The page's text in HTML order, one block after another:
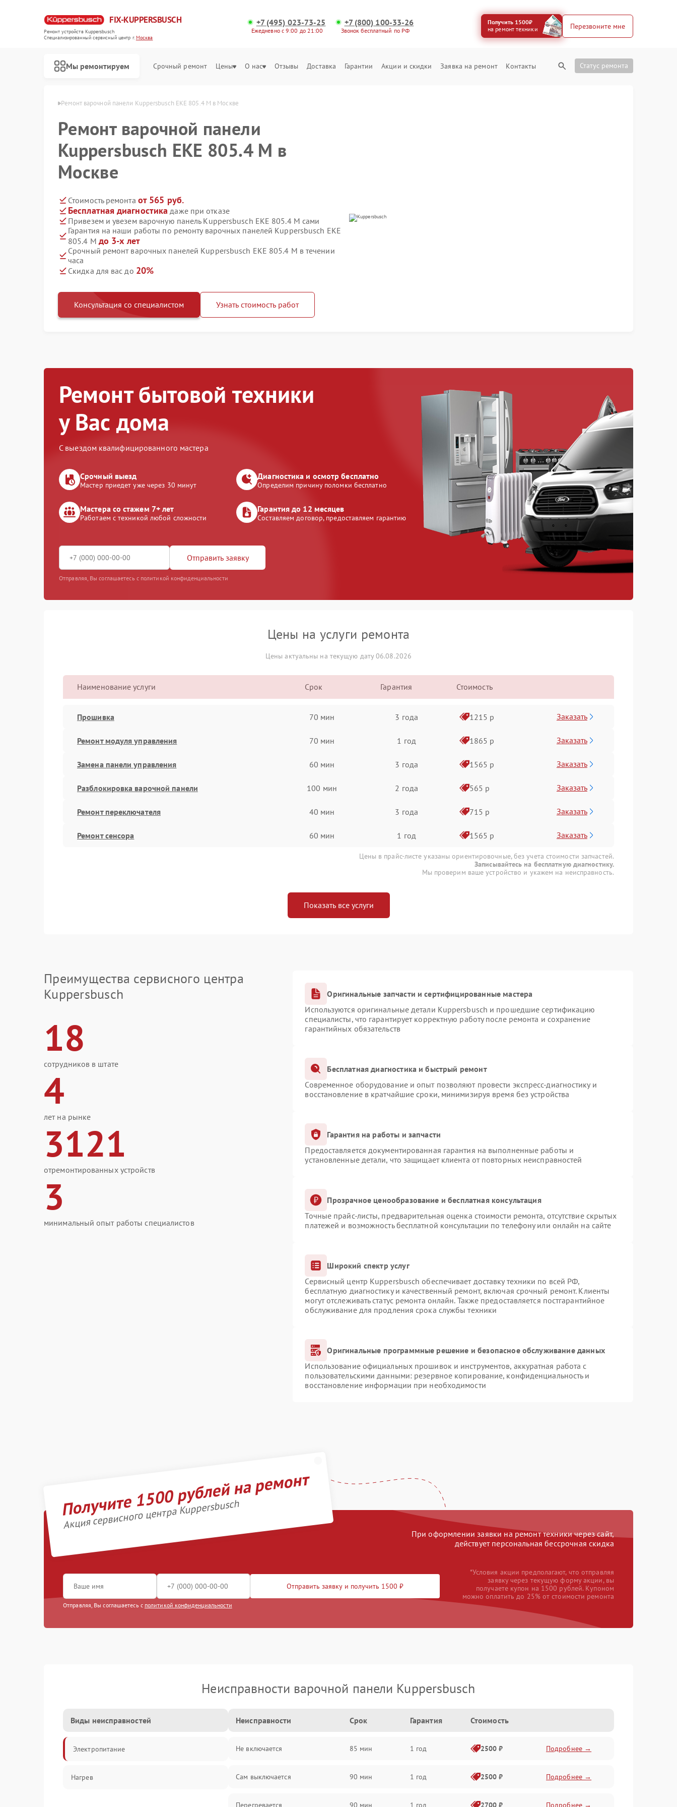
FIX-KUPPERSBUSCH
Ремонт устройств Kuppersbusch
Специализированный cервисный центр г.Москва
+7 (495) 023-73-25
Ежедневно с 9:00 до 21:00
+7 (800) 100-33-26
Звонок бесплатный по РФ
Получить 1500₽
на ремонт техники
Перезвоните мне
Мы ремонтируем Срочный ремонт Цены О нас Отзывы Доставка Гарантии Акции и скидки Заявка на ремонт Контакты Статус ремонта
в Москве Ремонт варочной панели Kuppersbusch EKE 805.4 M в Москве
Ремонт варочной панели
Kuppersbusch EKE 805.4 M в
Москве
Стоимость ремонта от 565 руб.
Бесплатная диагностика даже при отказе
Привезем и увезем варочную панель Kuppersbusch EKE 805.4 M сами
Гарантия на наши работы по ремонту варочных панелей Kuppersbusch EKE
805.4 M до 3-х лет
Срочный ремонт варочных панелей Kuppersbusch EKE 805.4 M в течении
часа
Скидка для вас до 20%
Консультация со специалистом Узнать стоимость работ
Ремонт бытовой техники
у Вас дома
С выездом квалифицированного мастера
Срочный выезд
Мастер приедет уже через 30 минут
Диагностика и осмотр бесплатно
Определим причину поломки бесплатно
Мастера со стажем 7+ лет
Работаем с техникой любой сложности
Гарантия до 12 месяцев
Составляем договор, предоставляем гарантию
Отправить заявку
Отправляя, Вы соглашаетесь с политикой конфиденциальности
Цены на услуги ремонта
Цены актуальны на текущую дату 06.08.2026
Наименование услуги Срок Гарантия Стоимость
Прошивка 70 мин 3 года 1215 р Заказать
Ремонт модуля управления 70 мин 1 год 1865 р Заказать
Замена панели управления 60 мин 3 года 1565 р Заказать
Разблокировка варочной панели 100 мин 2 года 565 р Заказать
Ремонт переключателя 40 мин 3 года 715 р Заказать
Ремонт сенсора 60 мин 1 год 1565 р Заказать
Цены в прайс-листе указаны ориентировочные, без учета стоимости запчастей.
Записывайтесь на бесплатную диагностику.
Мы проверим ваше устройство и укажем на неисправность.
Показать все услуги
Преимущества сервисного центра
Kuppersbusch
18
сотрудников в штате
4
лет на рынке
3121
отремонтированных устройств
3
минимальный опыт работы специалистов
Оригинальные запчасти и сертифицированные мастера
Используются оригинальные детали Kuppersbusch и прошедшие сертификацию
специалисты, что гарантирует корректную работу после ремонта и сохранение
гарантийных обязательств
Бесплатная диагностика и быстрый ремонт
Современное оборудование и опыт позволяют провести экспресс-диагностику и
восстановление в кратчайшие сроки, минимизируя время без устройства
Гарантия на работы и запчасти
Предоставляется документированная гарантия на выполненные работы и
установленные детали, что защищает клиента от повторных неисправностей
Прозрачное ценообразование и бесплатная консультация
Точные прайс-листы, предварительная оценка стоимости ремонта, отсутствие скрытых
платежей и возможность бесплатной консультации по телефону или онлайн на сайте
Широкий спектр услуг
Сервисный центр Kuppersbusch обеспечивает доставку техники по всей РФ,
бесплатную диагностику и качественный ремонт, включая срочный ремонт. Клиенты
могут отслеживать статус ремонта онлайн. Также предоставляется постгарантийное
обслуживание для продления срока службы техники
Оригинальные программные решение и безопасное обслуживание данных
Использование официальных прошивок и инструментов, аккуратная работа с
пользовательскими данными: резервное копирование, конфиденциальность и
восстановление информации при необходимости
Получите 1500 рублей на ремонт
Акция сервисного центра Kuppersbusch
При оформлении заявки на ремонт техники через сайт,
действует персональная бессрочная скидка
Отправить заявку и получить 1500 ₽
Отправляя, Вы соглашаетесь с политикой конфиденциальности
*Условия акции предполагают, что отправляя
заявку через текущую форму акции, вы
получаете купон на 1500 рублей. Купоном
можно оплатить до 25% от стоимости ремонта
Неисправности варочной панели Kuppersbusch
Виды неисправностей
Электропитание
Нагрев
Неисправности Срок Гарантия Стоимость
Не включается 85 мин 1 год 2500 ₽ Подробнее →
Сам выключается 90 мин 1 год 2500 ₽ Подробнее →
Перегревается 90 мин 1 год 2700 ₽ Подробнее →